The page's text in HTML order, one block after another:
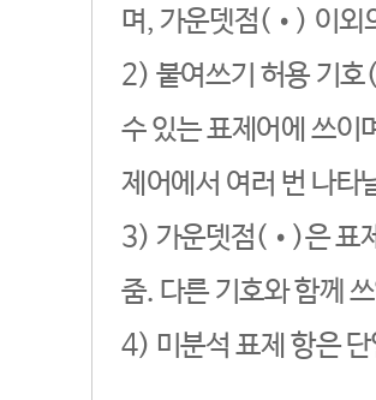
며, 가운뎃점(•) 이외
2) 붙여쓰기 허용 기호
수 있는 표제어에 쓰이
제어에서 여러 번 나타
3) 가운뎃점(•)은 표
줌. 다른 기호와 함께
4) 미분석 표제 항은